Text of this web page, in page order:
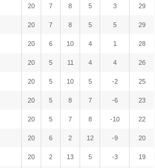
20 7 8 5 3 29
20 7 8 5 5 29
20 6 10 4 1 28
20 5 11 4 4 26
20 5 10 5 -2 25
20 5 8 7 -6 23
20 5 7 8 -10 22
20 6 2 12 -9 20
20 2 13 5 -3 19